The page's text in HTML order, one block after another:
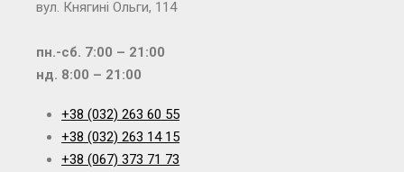
вул. Княгині Ольги, 114
пн.-сб. 7:00 – 21:00
нд. 8:00 – 21:00
+38 (032) 263 60 55
+38 (032) 263 14 15
+38 (067) 373 71 73